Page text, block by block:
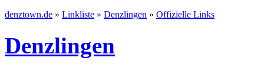
denztown.de » Linkliste » Denzlingen » Offizielle Links
Denzlingen